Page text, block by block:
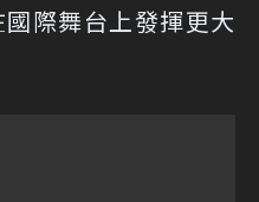
際舞台上發揮更大